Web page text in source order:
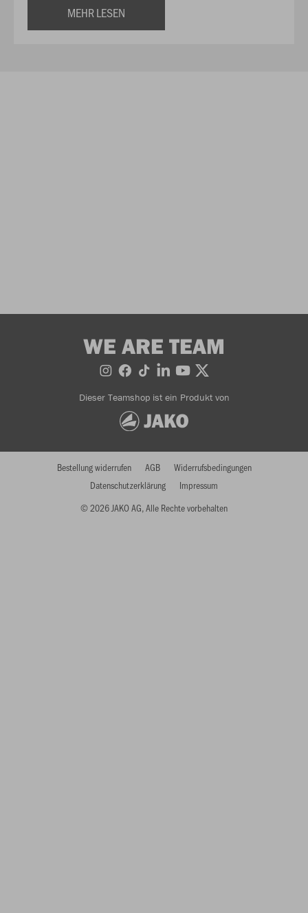
MEHR LESEN
WE ARE TEAM
Dieser Teamshop ist ein Produkt von
© 2026 JAKO AG, Alle Rechte vorbehalten
Bestellung widerrufen AGB
Widerrufsbedingungen
Datenschutzerklärung
Impressum